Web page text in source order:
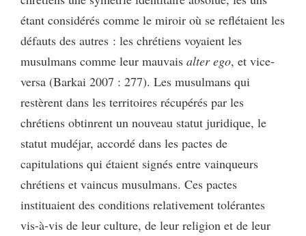
étant considérés comme le miroir où se reflétaient les
défauts des autres : les chrétiens voyaient les
musulmans comme leur mauvais alter ego, et vice-
versa (Barkai 2007 : 277). Les musulmans qui
restèrent dans les territoires récupérés par les
chrétiens obtinrent un nouveau statut juridique, le
statut mudéjar, accordé dans les pactes de
capitulations qui étaient signés entre vainqueurs
chrétiens et vaincus musulmans. Ces pactes
instituaient des conditions relativement tolérantes
vis-à-vis de leur culture, de leur religion et de leur